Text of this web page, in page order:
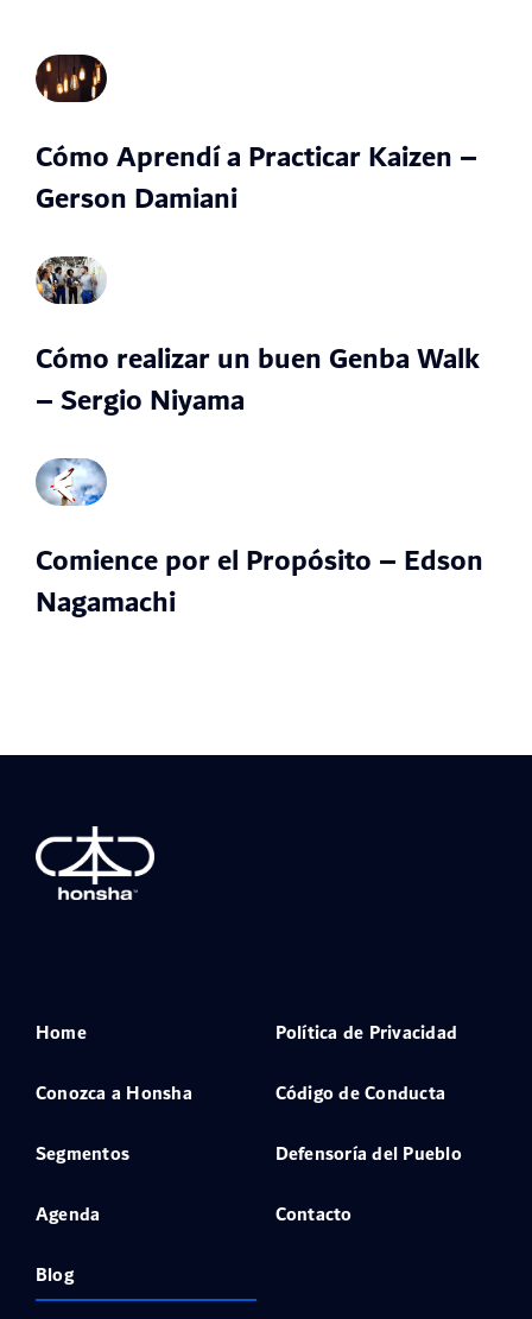
Cómo Aprendí a Practicar Kaizen –
Gerson Damiani
Cómo realizar un buen Genba Walk
– Sergio Niyama
Comience por el Propósito – Edson
Nagamachi
Home
Conozca a Honsha
Segmentos
Agenda
Blog
Política de Privacidad
Código de Conducta
Defensoría del Pueblo
Contacto